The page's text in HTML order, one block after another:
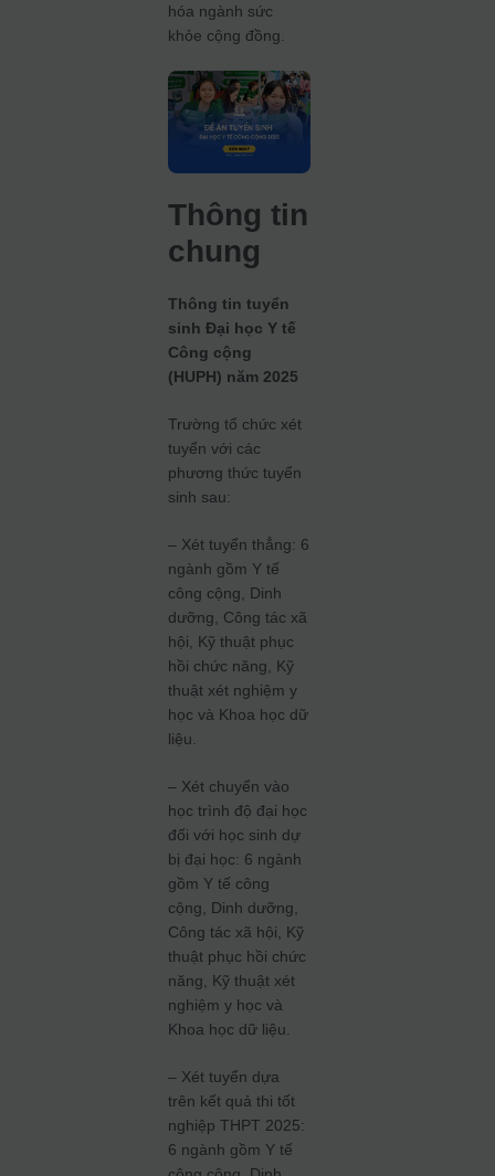
hóa ngành sức
khỏe cộng đồng.
Thông tin
chung
Thông tin tuyển
sinh Đại học Y tế
Công cộng
(HUPH) năm 2025
Trường tổ chức xét
tuyển với các
phương thức tuyển
sinh sau:
– Xét tuyển thẳng: 6
ngành gồm Y tế
công cộng, Dinh
dưỡng, Công tác xã
hội, Kỹ thuật phục
hồi chức năng, Kỹ
thuật xét nghiệm y
học và Khoa học dữ
liệu.
– Xét chuyển vào
học trình độ đại học
đối với học sinh dự
bị đại học: 6 ngành
gồm Y tế công
cộng, Dinh dưỡng,
Công tác xã hội, Kỹ
thuật phục hồi chức
năng, Kỹ thuật xét
nghiệm y học và
Khoa học dữ liệu.
– Xét tuyển dựa
trên kết quả thi tốt
nghiệp THPT 2025:
6 ngành gồm Y tế